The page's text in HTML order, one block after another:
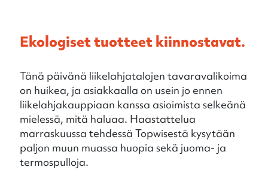
Ekologiset tuotteet kiinnostavat.
Tänä päivänä liikelahjatalojen tavaravalikoima
on huikea, ja asiakkaalla on usein jo ennen
liikelahjakauppiaan kanssa asioimista selkeänä
mielessä, mitä haluaa. Haastattelua
marraskuussa tehdessä Topwisestä kysytään
paljon muun muassa huopia sekä juoma- ja
termospulloja.